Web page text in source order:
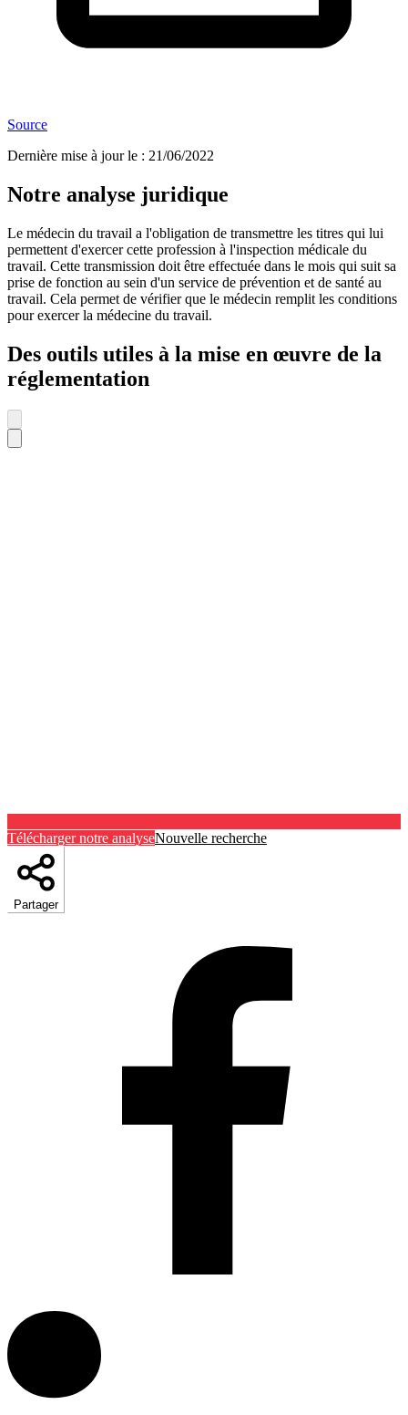
Source
Dernière mise à jour le : 21/06/2022
Notre analyse juridique
Le médecin du travail a l'obligation de transmettre les titres qui lui
permettent d'exercer cette profession à l'inspection médicale du
travail. Cette transmission doit être effectuée dans le mois qui suit sa
prise de fonction au sein d'un service de prévention et de santé au
travail. Cela permet de vérifier que le médecin remplit les conditions
pour exercer la médecine du travail.
Des outils utiles à la mise en œuvre de la
réglementation
Télécharger notre analyseNouvelle recherche
Partager